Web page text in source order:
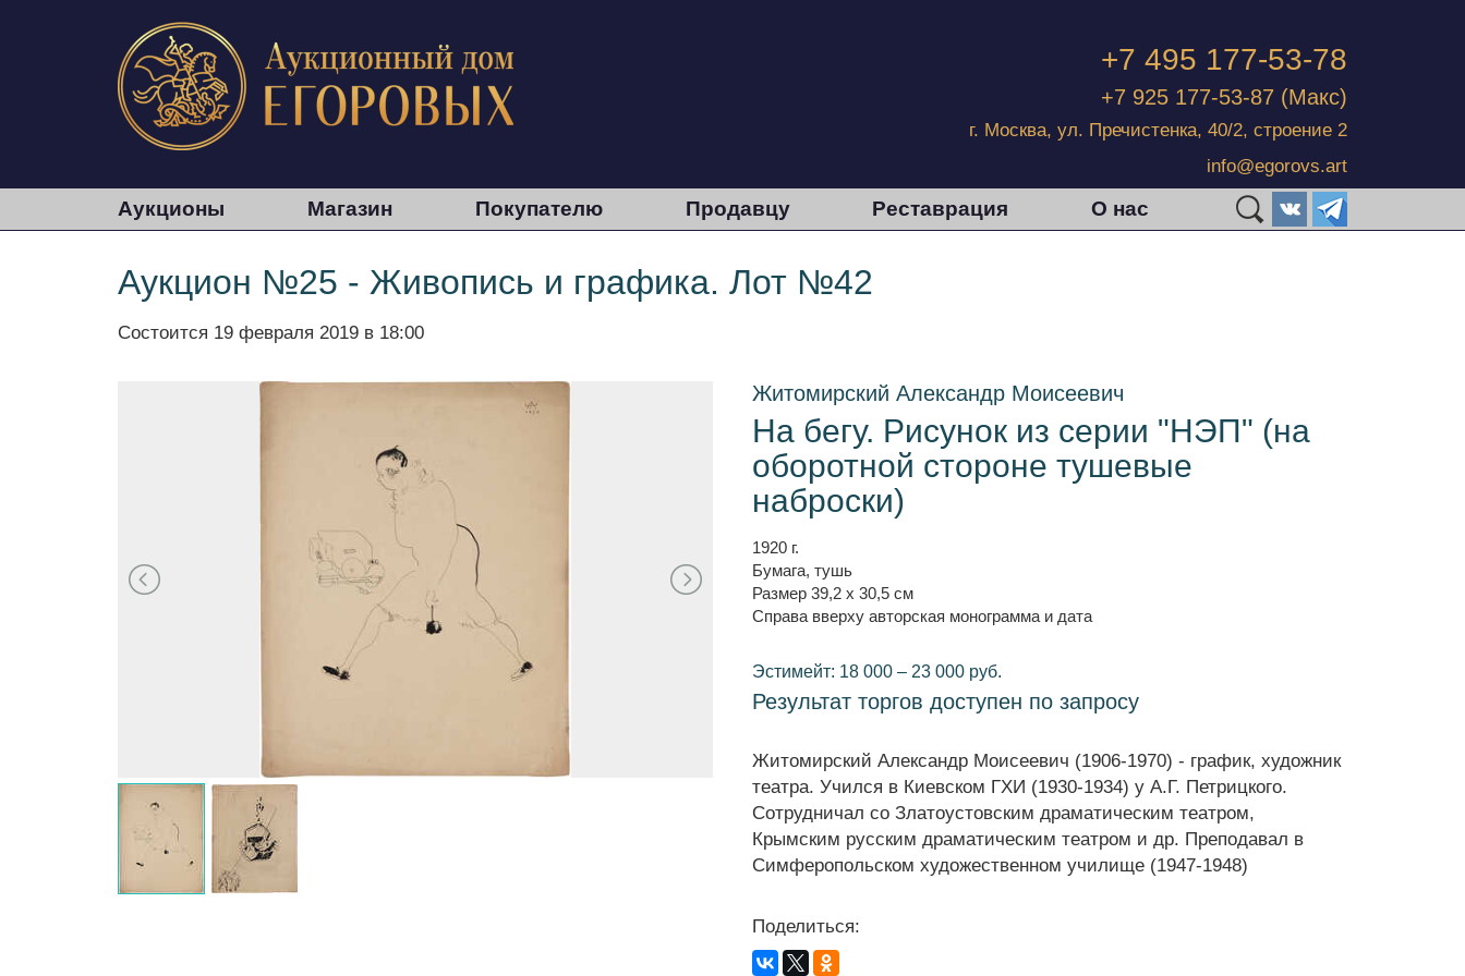
+7 495 177-53-78
+7 925 177-53-87 (Макс)
г. Москва, ул. Пречистенка, 40/2, строение 2
info@egorovs.art
Аукционы Магазин Покупателю Продавцу Реставрация О нас
Аукцион №25 - Живопись и графика. Лот №42
Состоится 19 февраля 2019 в 18:00
Житомирский Александр Моисеевич
На бегу. Рисунок из серии "НЭП" (на
оборотной стороне тушевые
наброски)
1920 г.
Бумага, тушь
Размер 39,2 x 30,5 см
Справа вверху авторская монограмма и дата
Эстимейт: 18 000 – 23 000 руб.
Результат торгов доступен по запросу
Житомирский Александр Моисеевич (1906-1970) - график, художник
театра. Учился в Киевском ГХИ (1930-1934) у А.Г. Петрицкого.
Сотрудничал со Златоустовским драматическим театром,
Крымским русским драматическим театром и др. Преподавал в
Симферопольском художественном училище (1947-1948)
Поделиться: